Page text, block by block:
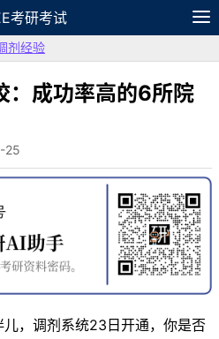
考研考试
APP
剂经验
：成功率高的6所院
25
，调剂系统23日开通，你是否